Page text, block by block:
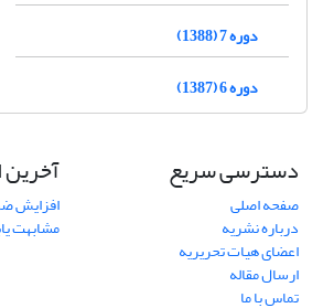
دوره 7 (1388)
دوره 6 (1387)
دسترسی سریع
صفحه اصلی
درباره نشریه
اعضای هیات تحریریه
ارسال مقاله
تماس با ما
آخرین
افزایش
مشابهت